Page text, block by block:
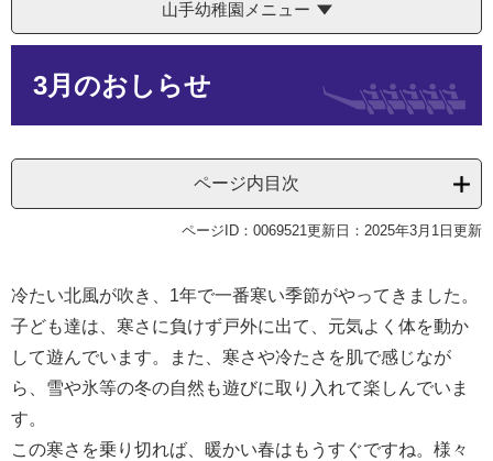
山手幼稚園メニュー
3月のおしらせ
ページ内目次
ページID：0069521 更新日：2025年3月1日更新
冷たい北風が吹き、1年で一番寒い季節がやってきました。
子ども達は、寒さに負けず戸外に出て、元気よく体を動か
して遊んでいます。また、寒さや冷たさを肌で感じなが
ら、雪や氷等の冬の自然も遊びに取り入れて楽しんでいま
す。
この寒さを乗り切れば、暖かい春はもうすぐですね。様々